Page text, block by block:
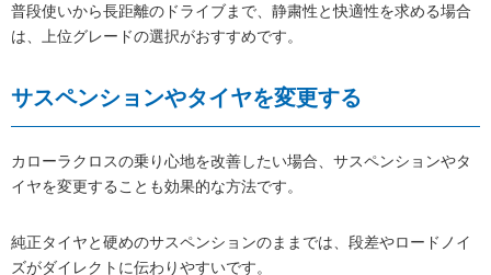
普段使いから長距離のドライブまで、静粛性と快適性を求める場合
は、上位グレードの選択がおすすめです。
サスペンションやタイヤを変更する
カローラクロスの乗り心地を改善したい場合、サスペンションやタ
イヤを変更することも効果的な方法です。
純正タイヤと硬めのサスペンションのままでは、段差やロードノイ
ズがダイレクトに伝わりやすいです。